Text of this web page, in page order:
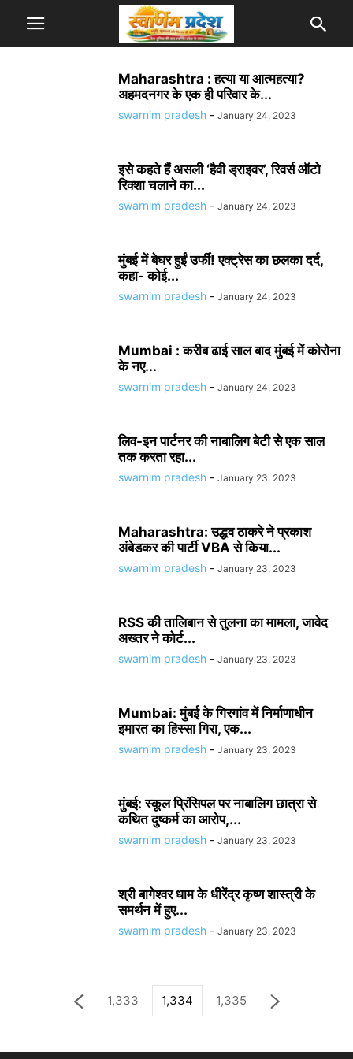
Maharashtra : हत्या या आत्महत्या?
अहमदनगर के एक ही परिवार के...
swarnim pradesh - January 24, 2023
इसे कहते हैं असली ‘हैवी ड्राइवर’, रिवर्स ऑटो
रिक्शा चलाने का...
swarnim pradesh - January 24, 2023
मुंबई में बेघर हुईं उर्फी! एक्ट्रेस का छलका दर्द,
कहा- कोई...
swarnim pradesh - January 24, 2023
Mumbai : करीब ढाई साल बाद मुंबई में कोरोना
के नए...
swarnim pradesh - January 24, 2023
लिव-इन पार्टनर की नाबालिग बेटी से एक साल
तक करता रहा...
swarnim pradesh - January 23, 2023
Maharashtra: उद्धव ठाकरे ने प्रकाश
अंबेडकर की पार्टी VBA से किया...
swarnim pradesh - January 23, 2023
RSS की तालिबान से तुलना का मामला, जावेद
अख्तर ने कोर्ट...
swarnim pradesh - January 23, 2023
Mumbai: मुंबई के गिरगांव में निर्माणाधीन
इमारत का हिस्सा गिरा, एक...
swarnim pradesh - January 23, 2023
मुंबई: स्कूल प्रिंसिपल पर नाबालिग छात्रा से
कथित दुष्कर्म का आरोप,...
swarnim pradesh - January 23, 2023
श्री बागेश्वर धाम के धीरेंद्र कृष्ण शास्त्री के
समर्थन में हुए...
swarnim pradesh - January 23, 2023
1,333 1,334 1,335